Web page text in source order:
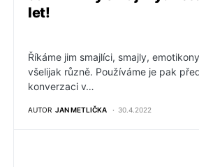
let!
Říkáme jim smajlíci, smajly,
všelijak různě. Používáme je pak
konverzaci v…
AUTOR JAN METLIČKA 30.4.2022